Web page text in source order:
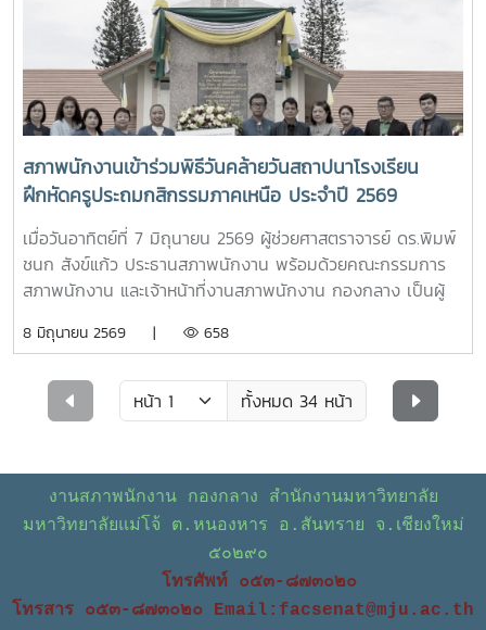
สภาพนักงานเข้าร่วมพิธีวันคล้ายวันสถาปนาโรงเรียน
ฝึกหัดครูประถมกสิกรรมภาคเหนือ ประจำปี 2569
เมื่อวันอาทิตย์ที่ 7 มิถุนายน 2569 ผู้ช่วยศาสตราจารย์ ดร.พิมพ์
ชนก สังข์แก้ว ประธานสภาพนักงาน พร้อมด้วยคณะกรรมการ
สภาพนักงาน และเจ้าหน้าที่งานสภาพนักงาน กองกลาง เป็นผู้
โรงเรียนฝึกหัดครูประถมกสิกรรมภาคเหนือ ประจำปี 2569 ได้รับ
มหาวิทยาลัย เป็นประธานในพิธี รองศาสตราจารย์ ดร.วีระพล
ทองมา อธิการบดี นำคณะผู้บริหาร ผู้แทนคณาจารย์ บุคลากร
ฐานะผู้แทนศิษย์เก่าทั่วประเทศ และผู้แทนองค์การนักศึกษา ร่วม
พิธีบรวงสรวงพระพิรุณทรงนาค ต่อด้วยพิธีทำบุญทางศาสนา
และวางพวงมาลาคารวะอนุสาวรีย์คุณพระช่วงเกษตรศิลปการ
“บิดาเกษตรแม่โจ้” ผู้บุกเบิกก่อตั้งแม่โจ้ จนมีคำกล่าวที่ว่า “ไม่มี
พระช่วงฯ ไม่มีแม่โจ้” ซึ่งในปีนี้มหาวิทยาลัยแม่โจ้ครบรอบ 92 ปี
โอกาสนี้ คุณขุมทรัพย์ โลจายะ ทายาทอำมาตย์โทพระช่วง เกษตร
8 มิถุนายน 2569 | 658
ทั้งหมด 34 หน้า
งานสภาพนักงาน กองกลาง สำนักงานมหาวิทยาลัย
มหาวิทยาลัยแม่โจ้ ต.หนองหาร อ.สันทราย จ.เชียงใหม่
๕๐๒๙๐
โทรศัพท์ ๐๕๓-๘๗๓๐๒๐
โทรสาร ๐๕๓-๘๗๓๐๒๐ Email:facsenat@mju.ac.th